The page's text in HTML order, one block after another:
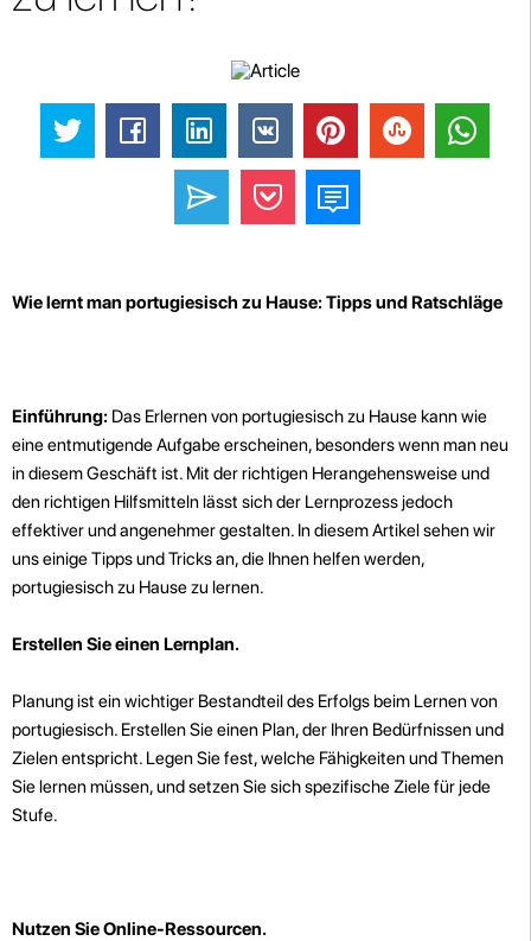
Wie lernt man portugiesisch zu Hause: Tipps und Ratschläge
Einführung: Das Erlernen von portugiesisch zu Hause kann wie
eine entmutigende Aufgabe erscheinen, besonders wenn man neu
in diesem Geschäft ist. Mit der richtigen Herangehensweise und
den richtigen Hilfsmitteln lässt sich der Lernprozess jedoch
effektiver und angenehmer gestalten. In diesem Artikel sehen wir
uns einige Tipps und Tricks an, die Ihnen helfen werden,
portugiesisch zu Hause zu lernen.
Erstellen Sie einen Lernplan.
Planung ist ein wichtiger Bestandteil des Erfolgs beim Lernen von
portugiesisch. Erstellen Sie einen Plan, der Ihren Bedürfnissen und
Zielen entspricht. Legen Sie fest, welche Fähigkeiten und Themen
Sie lernen müssen, und setzen Sie sich spezifische Ziele für jede
Stufe.
Nutzen Sie Online-Ressourcen.